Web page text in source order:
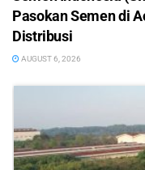
Pasokan Semen di
Distribusi
AUGUST 6, 2026